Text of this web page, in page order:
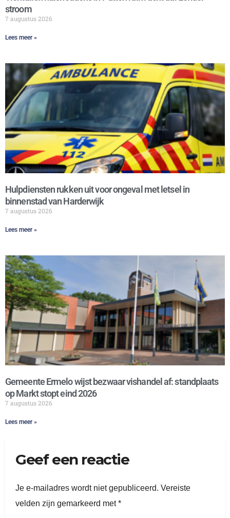
stroom
7 augustus 2026
Lees meer »
Hulpdiensten rukken uit voor ongeval met letsel in
binnenstad van Harderwijk
7 augustus 2026
Lees meer »
Gemeente Ermelo wijst bezwaar vishandel af: standplaats
op Markt stopt eind 2026
7 augustus 2026
Lees meer »
Geef een reactie
Je e-mailadres wordt niet gepubliceerd. Vereiste
velden zijn gemarkeerd met*